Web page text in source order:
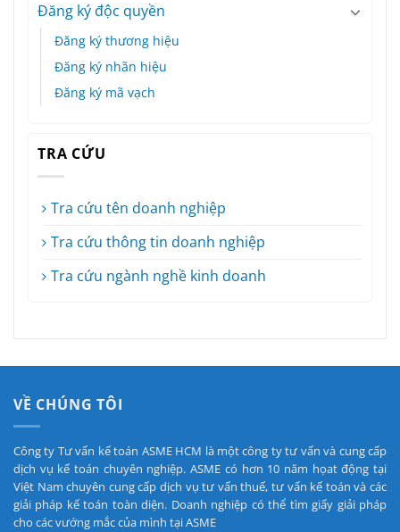
Đăng ký độc quyền
Đăng ký thương hiệu
Đăng ký nhãn hiệu
Đăng ký mã vạch
TRA CỨU
Tra cứu tên doanh nghiệp
Tra cứu thông tin doanh nghiệp
Tra cứu ngành nghề kinh doanh
VỀ CHÚNG TÔI
Công ty Tư vấn kế toán ASME HCM là một công ty tư vấn và cung cấp
dịch vụ kế toán chuyên nghiệp. ASME có hơn 10 năm họat động tại
Việt Nam chuyên cung cấp dịch vụ tư vấn thuế, tư vấn kế toán và các
giải pháp kế toán toàn diện. Doanh nghiệp có thể tìm giấy giải pháp
cho các vướng mắc của mình tại ASME